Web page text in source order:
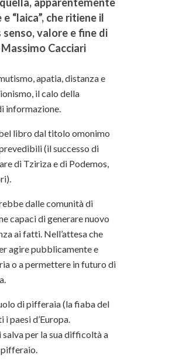
“laica”, che ritiene il
valore e fine di
Cacciari
apatia, distanza e
il calo della
informazione.
libro dal titolo omonimo
(il successo di
di Tziriza e di Podemos,
dalle comunità di
capaci di generare nuovo
ai fatti. Nell’attesa che
agire pubblicamente e
o a permettere in futuro di
di pifferaia (la fiaba del
paesi d’Europa.
salva per la sua difficoltà a